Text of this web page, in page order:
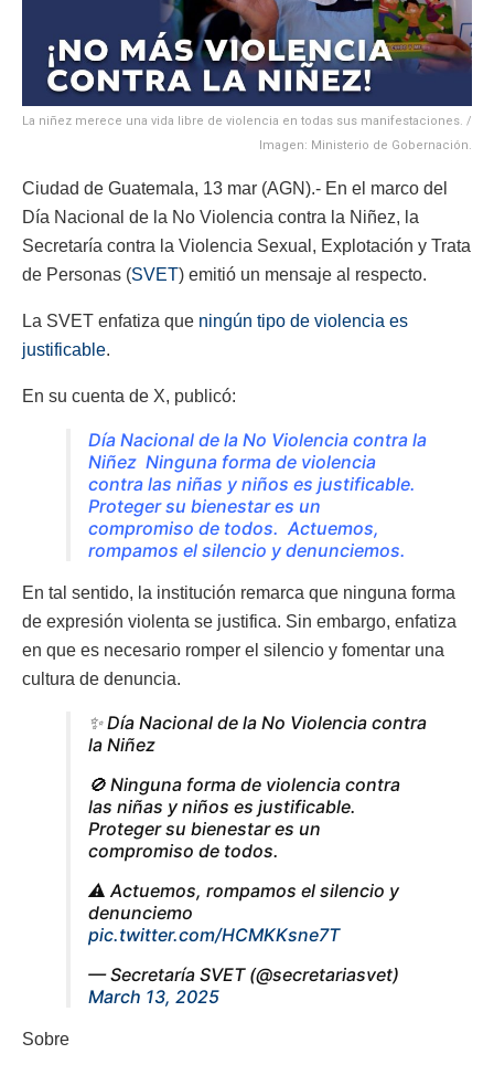
La niñez merece una vida libre de violencia en todas sus manifestaciones. /
Imagen: Ministerio de Gobernación.
Ciudad de Guatemala, 13 mar (AGN).- En el marco del
Día Nacional de la No Violencia contra la Niñez, la
Secretaría contra la Violencia Sexual, Explotación y Trata
de Personas (SVET) emitió un mensaje al respecto.
La SVET enfatiza que ningún tipo de violencia es
justificable.
En su cuenta de X, publicó:
Día Nacional de la No Violencia contra la
Niñez Ninguna forma de violencia
contra las niñas y niños es justificable.
Proteger su bienestar es un
compromiso de todos. Actuemos,
rompamos el silencio y denunciemos.
En tal sentido, la institución remarca que ninguna forma
de expresión violenta se justifica. Sin embargo, enfatiza
en que es necesario romper el silencio y fomentar una
cultura de denuncia.
✨ Día Nacional de la No Violencia contra
la Niñez
🚫 Ninguna forma de violencia contra
las niñas y niños es justificable.
Proteger su bienestar es un
compromiso de todos.
⚠️ Actuemos, rompamos el silencio y
denunciemo
pic.twitter.com/HCMKKsne7T
— Secretaría SVET (@secretariasvet)
March 13, 2025
Sobre